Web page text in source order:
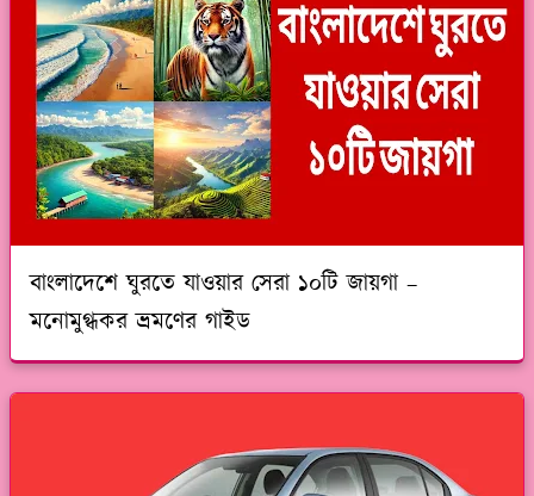
বাংলাদেশে ঘুরতে যাওয়ার সেরা ১০টি জায়গা –
মনোমুগ্ধকর ভ্রমণের গাইড